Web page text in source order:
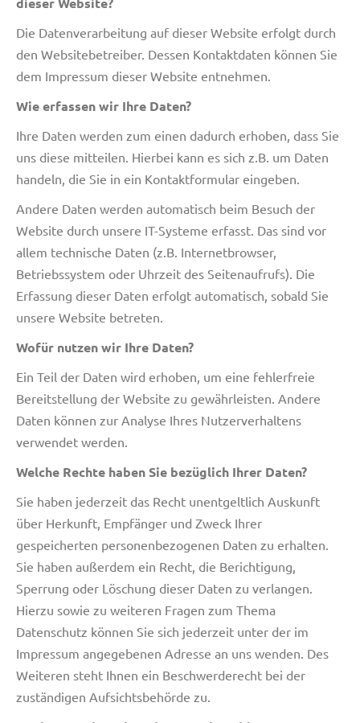
Die Datenverarbeitung auf dieser Website erfolgt durch
den Websitebetreiber. Dessen Kontaktdaten können Sie
dem Impressum dieser Website entnehmen.
Wie erfassen wir Ihre Daten?
Ihre Daten werden zum einen dadurch erhoben, dass Sie
uns diese mitteilen. Hierbei kann es sich z.B. um Daten
handeln, die Sie in ein Kontaktformular eingeben.
Andere Daten werden automatisch beim Besuch der
Website durch unsere IT-Systeme erfasst. Das sind vor
allem technische Daten (z.B. Internetbrowser,
Betriebssystem oder Uhrzeit des Seitenaufrufs). Die
Erfassung dieser Daten erfolgt automatisch, sobald Sie
unsere Website betreten.
Wofür nutzen wir Ihre Daten?
Ein Teil der Daten wird erhoben, um eine fehlerfreie
Bereitstellung der Website zu gewährleisten. Andere
Daten können zur Analyse Ihres Nutzerverhaltens
verwendet werden.
Welche Rechte haben Sie bezüglich Ihrer Daten?
Sie haben jederzeit das Recht unentgeltlich Auskunft
über Herkunft, Empfänger und Zweck Ihrer
gespeicherten personenbezogenen Daten zu erhalten.
Sie haben außerdem ein Recht, die Berichtigung,
Sperrung oder Löschung dieser Daten zu verlangen.
Hierzu sowie zu weiteren Fragen zum Thema
Datenschutz können Sie sich jederzeit unter der im
Impressum angegebenen Adresse an uns wenden. Des
Weiteren steht Ihnen ein Beschwerderecht bei der
zuständigen Aufsichtsbehörde zu.